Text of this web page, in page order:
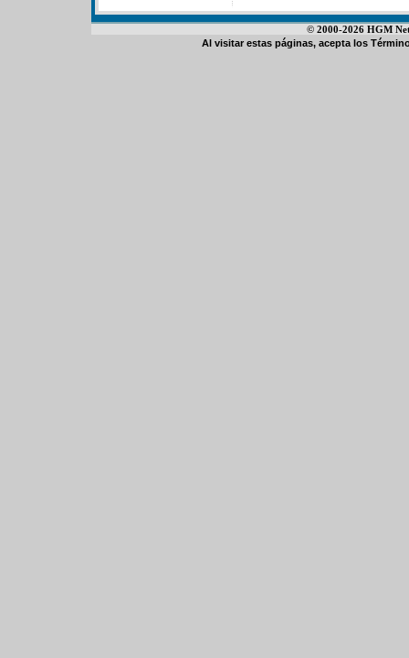
© 2000-2026 HGM
Al visitar estas páginas, acepta los